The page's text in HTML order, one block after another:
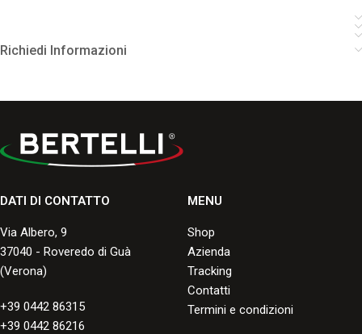
Richiedi Informazioni
DATI DI CONTATTO
Via Albero, 9
37040 - Roveredo di Guà
(Verona)
+39 0442 86315
+39 0442 86216
MENU
Shop
Azienda
Tracking
Contatti
Termini e condizioni